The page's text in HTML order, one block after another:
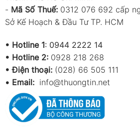
- Mã Số Thuế: 0312 076 692 cấp
Sở Kế Hoạch & Đầu Tư TP. HCM
• Hotline 1: 0944 2222 14
• Hotline 2: 0928 218 268
• Điện thoại: (028) 66 505 111
• Email: info@thuongtin.net